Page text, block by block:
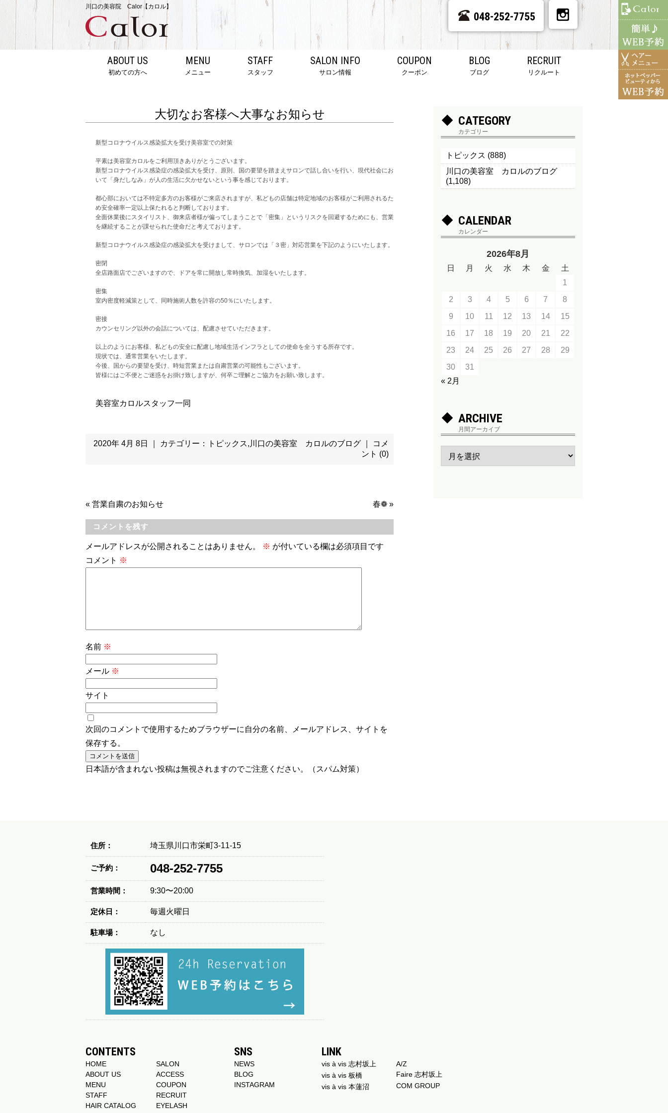
川口の美容院 Calor【カロル】
048-252-7755
ABOUT US
初めての方へ
MENU
メニュー
STAFF
スタッフ
SALON INFO
サロン情報
COUPON
クーポン
BLOG
ブログ
RECRUIT
リクルート
大切なお客様へ大事なお知らせ
新型コロナウイルス感染拡大を受け美容室での対策
平素は美容室カロルをご利用頂きありがとうございます。
新型コロナウイルス感染症の感染拡大を受け、原則、国の要望を踏まえサロンで話し合いを行い、現代社会にお
いて「身だしなみ」が人の生活に欠かせないという事を感じております。
都心部においては不特定多方のお客様がご来店されますが、私どもの店舗は特定地域のお客様がご利用されるた
め安全確率一定以上保たれると判断しております。
全面休業後にスタイリスト、御来店者様が偏ってしまうことで「密集」というリスクを回避するためにも、営業
を継続することが課せられた使命だと考えております。
新型コロナウイルス感染症の感染拡大を受けまして、サロンでは「３密」対応営業を下記のようにいたします。
密閉
全店路面店でございますので、ドアを常に開放し常時換気、加湿をいたします。
密集
室内密度軽減策として、同時施術人数を許容の50％にいたします。
密接
カウンセリング以外の会話については、配慮させていただきます。
以上のようにお客様、私どもの安全に配慮し地域生活インフラとしての使命を全うする所存です。
現状では、通常営業をいたします。
今後、国からの要望を受け、時短営業または自粛営業の可能性もございます。
皆様にはご不便とご迷惑をお掛け致しますが、何卒ご理解とご協力をお願い致します。
美容室カロルスタッフ一同
2020年 4月 8日 ｜ カテゴリー： トピックス, 川口の美容室 カロルのブログ
コメ
ント (0)
« 営業自粛のお知らせ 春❁ »
コメントを残す
メールアドレスが公開されることはありません。 ※ が付いている欄は必須項目です
コメント ※
名前 ※
メール ※
サイト
次回のコメントで使用するためブラウザーに自分の名前、メールアドレス、サイトを
保存する。
日本語が含まれない投稿は無視されますのでご注意ください。（スパム対策）
CATEGORY
カテゴリー
トピックス (888)
川口の美容室 カロルのブログ
(1,108)
CALENDAR
カレンダー
2026年8月
日 月 火 水 木 金
土
1
2
3 4 5 6 7
8
9
10 11 12 13 14
15
16
17 18 19 20 21
22
23
24 25 26 27 28
29
30
31
« 2月
ARCHIVE
月間アーカイブ
住所： 埼玉県川口市栄町3-11-15
ご予約： 048-252-7755
営業時間： 9:30〜20:00
定休日： 毎週火曜日
駐車場： なし
CONTENTS
HOME
ABOUT US
MENU
STAFF
HAIR CATALOG
SALON
ACCESS
COUPON
RECRUIT
EYELASH
SNS
NEWS
BLOG
INSTAGRAM
LINK
vis à vis 志村坂上
vis à vis 板橋
vis à vis 本蓮沼
A/Z
Faire 志村坂上
COM GROUP